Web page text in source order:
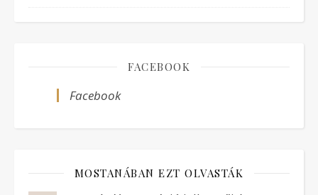
FACEBOOK
Facebook
MOSTANÁBAN EZT OLVASTÁK